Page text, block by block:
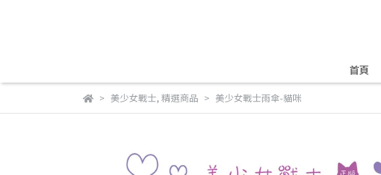
首頁
美少女戰士, 精選商品 美少女戰士雨傘-貓咪